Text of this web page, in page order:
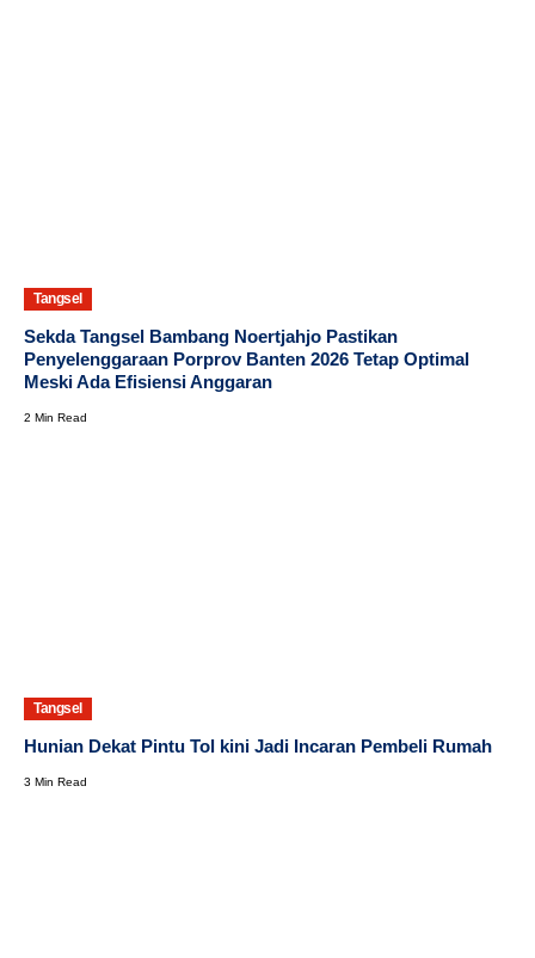
Tangsel
Sekda Tangsel Bambang Noertjahjo Pastikan
Penyelenggaraan Porprov Banten 2026 Tetap Optimal
Meski Ada Efisiensi Anggaran
2 Min Read
Tangsel
Hunian Dekat Pintu Tol kini Jadi Incaran Pembeli Rumah
3 Min Read